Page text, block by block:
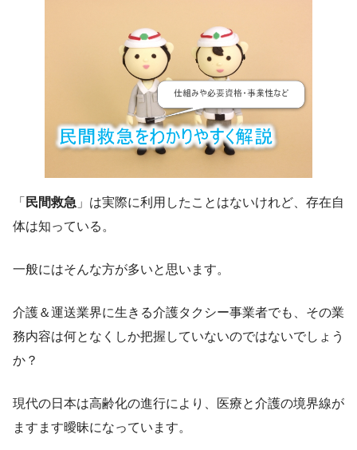
「 民間救急 」は実際に利用したことはないけれど、存在自
体は知っている。
一般にはそんな方が多いと思います。
介護＆運送業界に生きる介護タクシー事業者でも、その業
務内容は何となくしか把握していないのではないでしょう
か？
現代の日本は高齢化の進行により、医療と介護の境界線が
ますます曖昧になっています。